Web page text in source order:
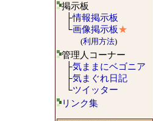
掲示板
├情報掲示板
└画像掲示板★
(利用方法)
管理人コーナー
├気ままにベゴニア
├気まぐれ日記
└ツイッター
リンク集